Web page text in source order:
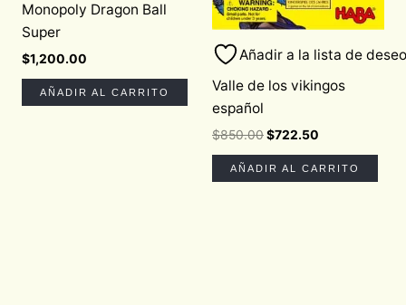
Monopoly Dragon Ball
Super
$1,200.00
AÑADIR AL CARRITO
Añadir a la lista de
Valle de los vikingos
español
$850.00$722.50
AÑADIR AL CARRITO